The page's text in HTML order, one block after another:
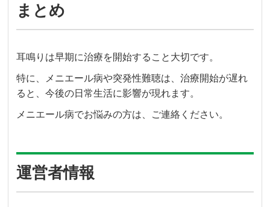
まとめ
耳鳴りは早期に治療を開始すること大切です。
特に、メニエール病や突発性難聴は、治療開始が遅れ
ると、今後の日常生活に影響が現れます。
メニエール病でお悩みの方は、ご連絡ください。
運営者情報